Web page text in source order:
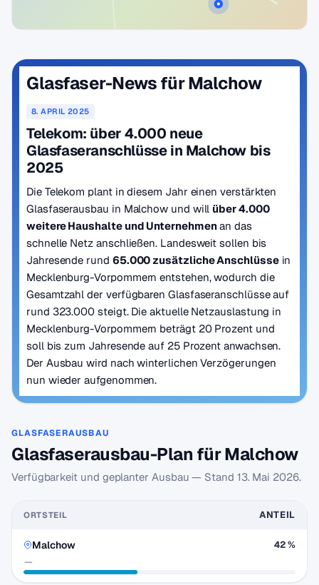
Glasfaser-News für Malchow
8. APRIL 2025
Telekom: über 4.000 neue
Glasfaseranschlüsse in Malchow bis
2025
Die Telekom plant in diesem Jahr einen verstärkten
Glasfaserausbau in Malchow und will über 4.000
weitere Haushalte und Unternehmenan das
schnelle Netz anschließen. Landesweit sollen bis
Jahresende rund 65.000 zusätzliche Anschlüssein
Mecklenburg-Vorpommern entstehen, wodurch die
Gesamtzahl der verfügbaren Glasfaseranschlüsse auf
rund 323.000 steigt. Die aktuelle Netzauslastung in
Mecklenburg-Vorpommern beträgt 20 Prozent und
soll bis zum Jahresende auf 25 Prozent anwachsen.
Der Ausbau wird nach winterlichen Verzögerungen
nun wieder aufgenommen.
GLASFASERAUSBAU
Glasfaserausbau-Plan für Malchow
Verfügbarkeit und geplanter Ausbau — Stand 13. Mai 2026.
ORTSTEIL ANTEIL
Malchow
—
42 %